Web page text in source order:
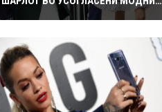
КОМБИНАЦИИ НА ИГРИТЕ НА
КОМОНВЕЛТОТ – КРАЛСКОТО
ЦЕЛОТО ВНИМАНИЕ